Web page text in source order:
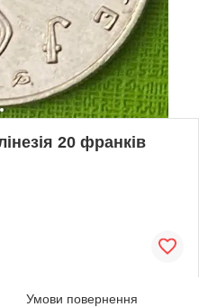
20 франків
Умови повернення